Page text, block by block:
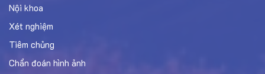
Nội khoa
Xét nghiệm
Tiêm chủng
Chẩn đoán hình ảnh